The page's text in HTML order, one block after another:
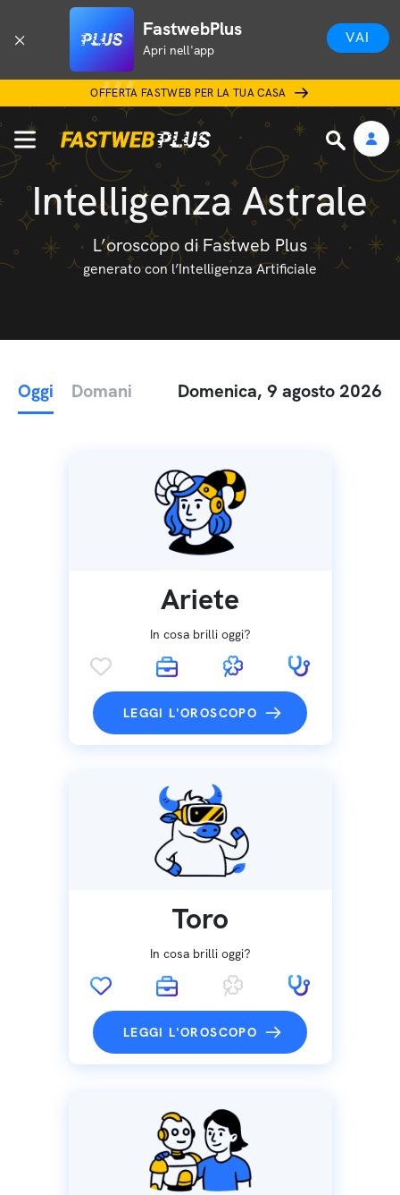
FastwebPlus
Apri nell'app
VAI
OFFERTA FASTWEB PER LA TUA CASA
Intelligenza Astrale
L’oroscopo di Fastweb Plus
generato con l’Intelligenza Artificiale
Oggi Domani Domenica, 9 agosto 2026
Ariete
In cosa brilli oggi?
LEGGI L'OROSCOPO
Toro
In cosa brilli oggi?
LEGGI L'OROSCOPO